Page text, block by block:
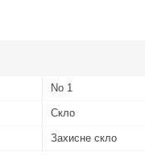
No 1
Скло
Захисне скло